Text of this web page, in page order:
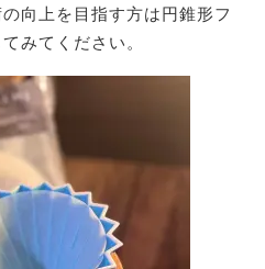
向上を目指す方は円錐形フ
みてください。